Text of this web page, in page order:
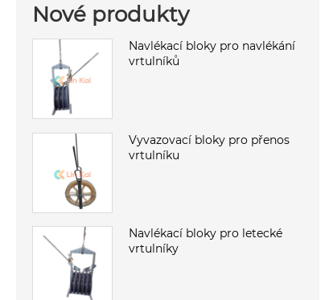
Nové produkty
Navlékací bloky pro navlékání
vrtulníků
Vyvazovací bloky pro přenos
vrtulníku
Navlékací bloky pro letecké
vrtulníky